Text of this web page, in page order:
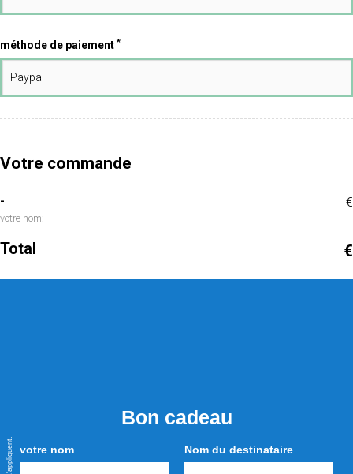
méthode de paiement *
Votre commande
-
votre nom:
€
Total €
Bon cadeau
votre nom Nom du destinataire